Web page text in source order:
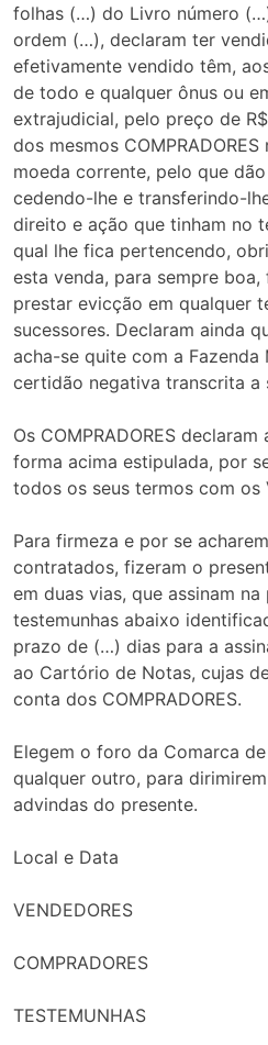
folhas (…) do Livro número
ordem (…), declaram ter
efetivamente vendido têm,
de todo e qualquer ônus ou
extrajudicial, pelo preço de
dos mesmos
moeda corrente, pelo que
cedendo-lhe e transferindo-
direito e ação que tinham no
qual lhe fica pertencendo,
esta venda, para sempre
prestar evicção em qualquer
sucessores. Declaram ainda
acha-se quite com a Fazenda
certidão negativa transcrita a
Os COMPRADORES
forma acima estipulada, por
todos os seus termos com os
Para firmeza e por se
contratados, fizeram o
em duas vias, que assinam na
testemunhas abaixo
prazo de (…) dias para a
ao Cartório de Notas, cujas
conta dos COMPRADORES.
Elegem o foro da Comarca
qualquer outro, para
advindas do presente.
Local e Data
VENDEDORES
COMPRADORES
TESTEMUNHAS